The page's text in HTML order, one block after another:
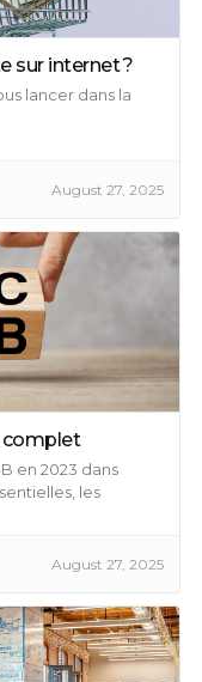
sur internet ?
lancer dans la
August 27, 2025
complet
en 2023 dans
les
August 27, 2025